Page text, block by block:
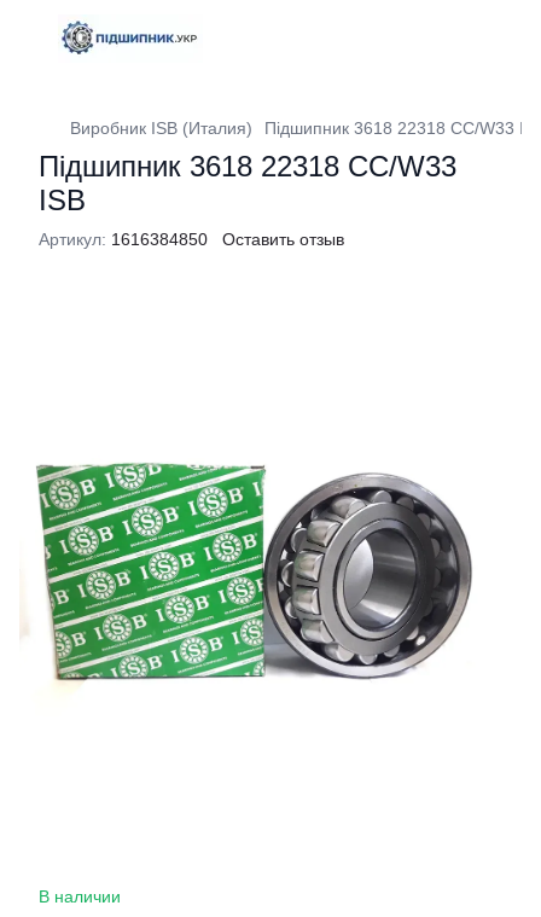
Виробник ISB (Италия) Підшипник 3618 22318 CC/W33
Підшипник 3618 22318 CC/W33
ISB
Артикул: 1616384850 Оставить отзыв
В наличии